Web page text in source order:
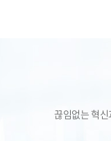
끊임없는 혁